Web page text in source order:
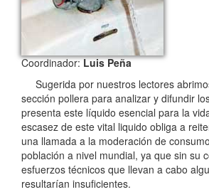
Coordinador:Luis Peña
Sugerida por nuestros lectores
sección pollera para analizar y difundir
presenta este líquido esencial para la
escasez de este vital liquido obliga a
una llamada a la moderación de
población a nivel mundial, ya que sin su
esfuerzos técnicos que llevan a cabo
resultarían insuficientes.